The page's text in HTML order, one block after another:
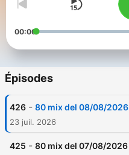
00:00
Épisodes
426 - 80 mix del 08/08/2026
23 juil. 2026
425 - 80 mix del 07/08/2026